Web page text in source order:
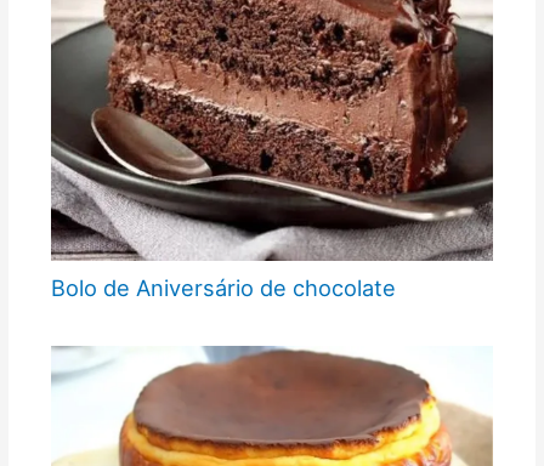
Bolo de Aniversário de chocolate